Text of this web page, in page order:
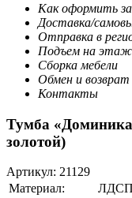
Как оформить
Доставка/
Отправка в
Подъем на этаж
Сборка мебели
Обмен и возврат
Контакты
Тумба
золотой)
Артикул: 21129
Материал:
ЛДСП